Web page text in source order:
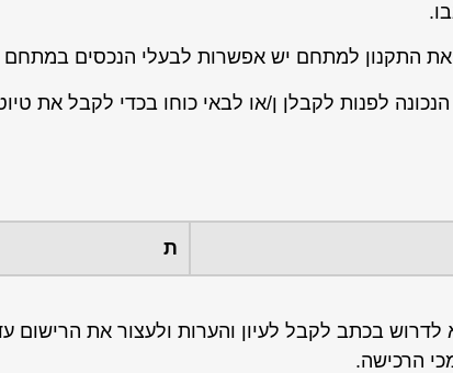
התקנון למתחם יש אפשרות לבעלי הנכסים במתחם
לפנות לקבלן ן/או לבאי כוחו בכדי לקבל את
ת
בכתב לקבל לעיון והערות ולעצור את הרישום
הרכישה.